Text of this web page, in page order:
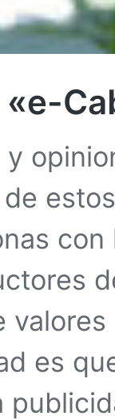
es